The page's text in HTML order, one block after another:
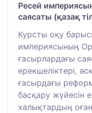
Ресей
саясаты (қазақ
Курсты оқу
империясының
ғасырлардағы
ерекшеліктері,
ғасырдағы
басқару жүйесін
халықтардың